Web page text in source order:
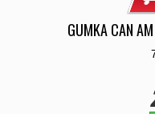
GUMKA CAN